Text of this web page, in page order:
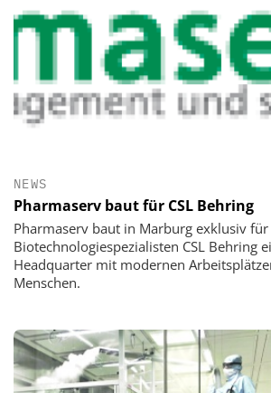
NEWS
Pharmaserv baut für CSL Behring
Pharmaserv baut in Marburg exklusiv
Biotechnologiespezialisten CSL Behring
Headquarter mit modernen
Menschen.